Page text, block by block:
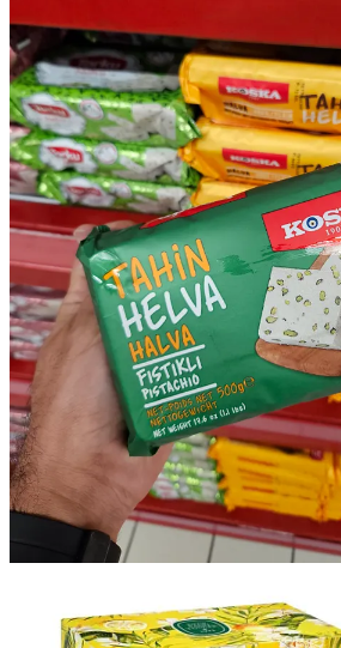
8. Aceitunas turcas
Los turcos aman las aceitunas,
hay negras, verdes, con hueso, sin hueso,
pimentón.
📍¿Dónde comprar?En supermercados o
gourmet (şarküteri).
9. Aceite de oliva
La región del Egeo produce aceites de
llevar uno bueno, busca botellas que digan:
“Erken Hasat – Soğuk Sıkım”
(Cosecha
frío), idealmente con baja acidez.
📍Dónde conseguirlo:Supermercados
en zonas como Ayvalık, Bodrum o İzmir.
10. Tahini y Halva
Tahini: Pasta cremosa de sésamo,
Halva de tahini con pistacho:
postre perfecto para llevar.